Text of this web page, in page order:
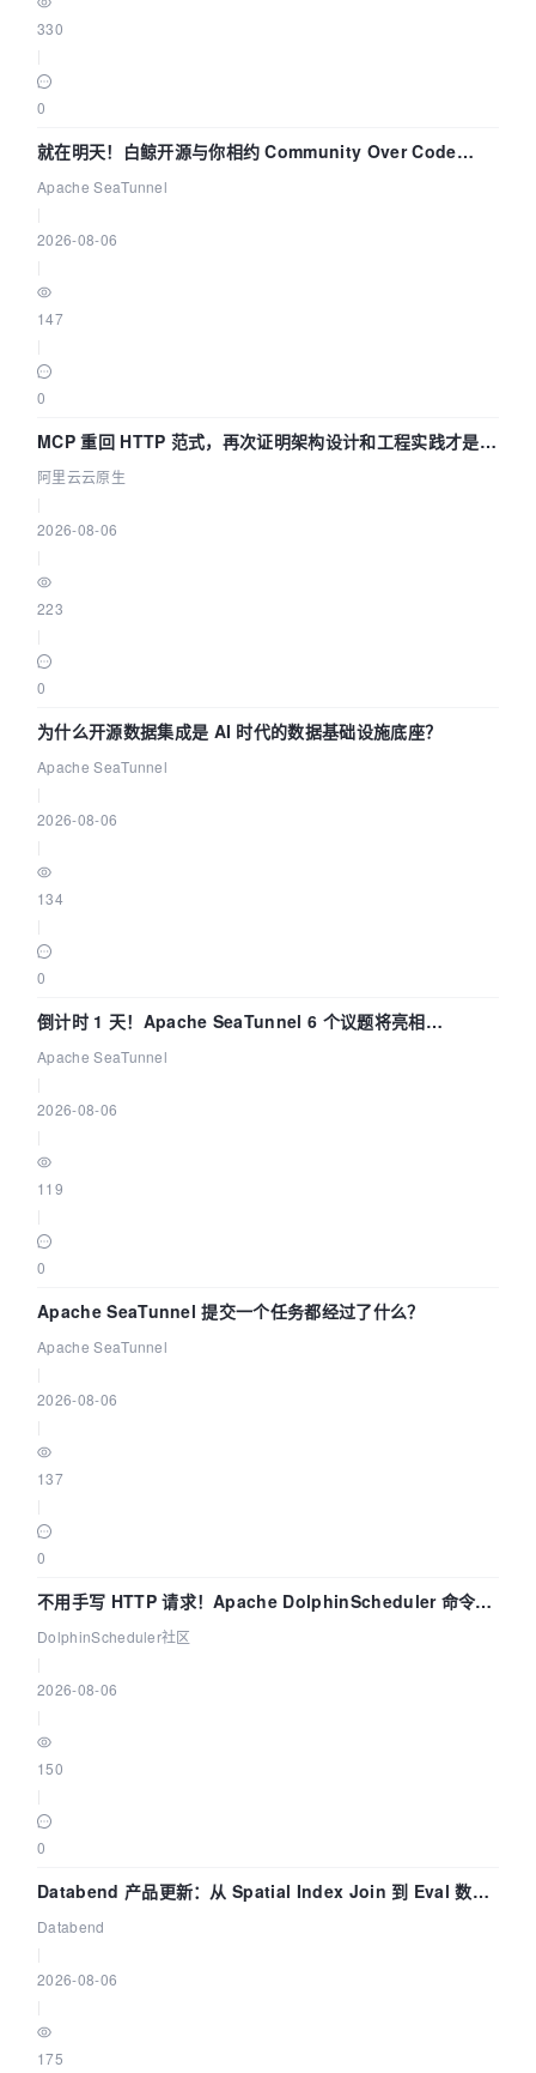
330
0
就在明天！白鲸开源与你相约 Community Over Code
Asia 2026 主题演讲！
Apache SeaTunnel
2026-08-06
147
0
MCP 重回 HTTP 范式，再次证明架构设计和工程实践才是稀
缺资源
阿里云云原生
2026-08-06
223
0
为什么开源数据集成是 AI 时代的数据基础设施底座？
Apache SeaTunnel
2026-08-06
134
0
倒计时 1 天！Apache SeaTunnel 6 个议题将亮相
Community Over Code Asia 2026
Apache SeaTunnel
2026-08-06
119
0
Apache SeaTunnel 提交一个任务都经过了什么？
Apache SeaTunnel
2026-08-06
137
0
不用手写 HTTP 请求！Apache DolphinScheduler 命令行
dsctl 两分钟上手
DolphinScheduler社区
2026-08-06
150
0
Databend 产品更新：从 Spatial Index Join 到 Eval 数据
管道
Databend
2026-08-06
175